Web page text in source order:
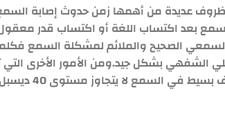
عديدة من أهمها زمن حدوث إصابة
بعد اكتساب اللغة أو اكتساب قدر معقول
السمعي الصحيح والملائم لمشكلة السمع
الشفهي بشكل جيد.ومن الأمور الأخرى